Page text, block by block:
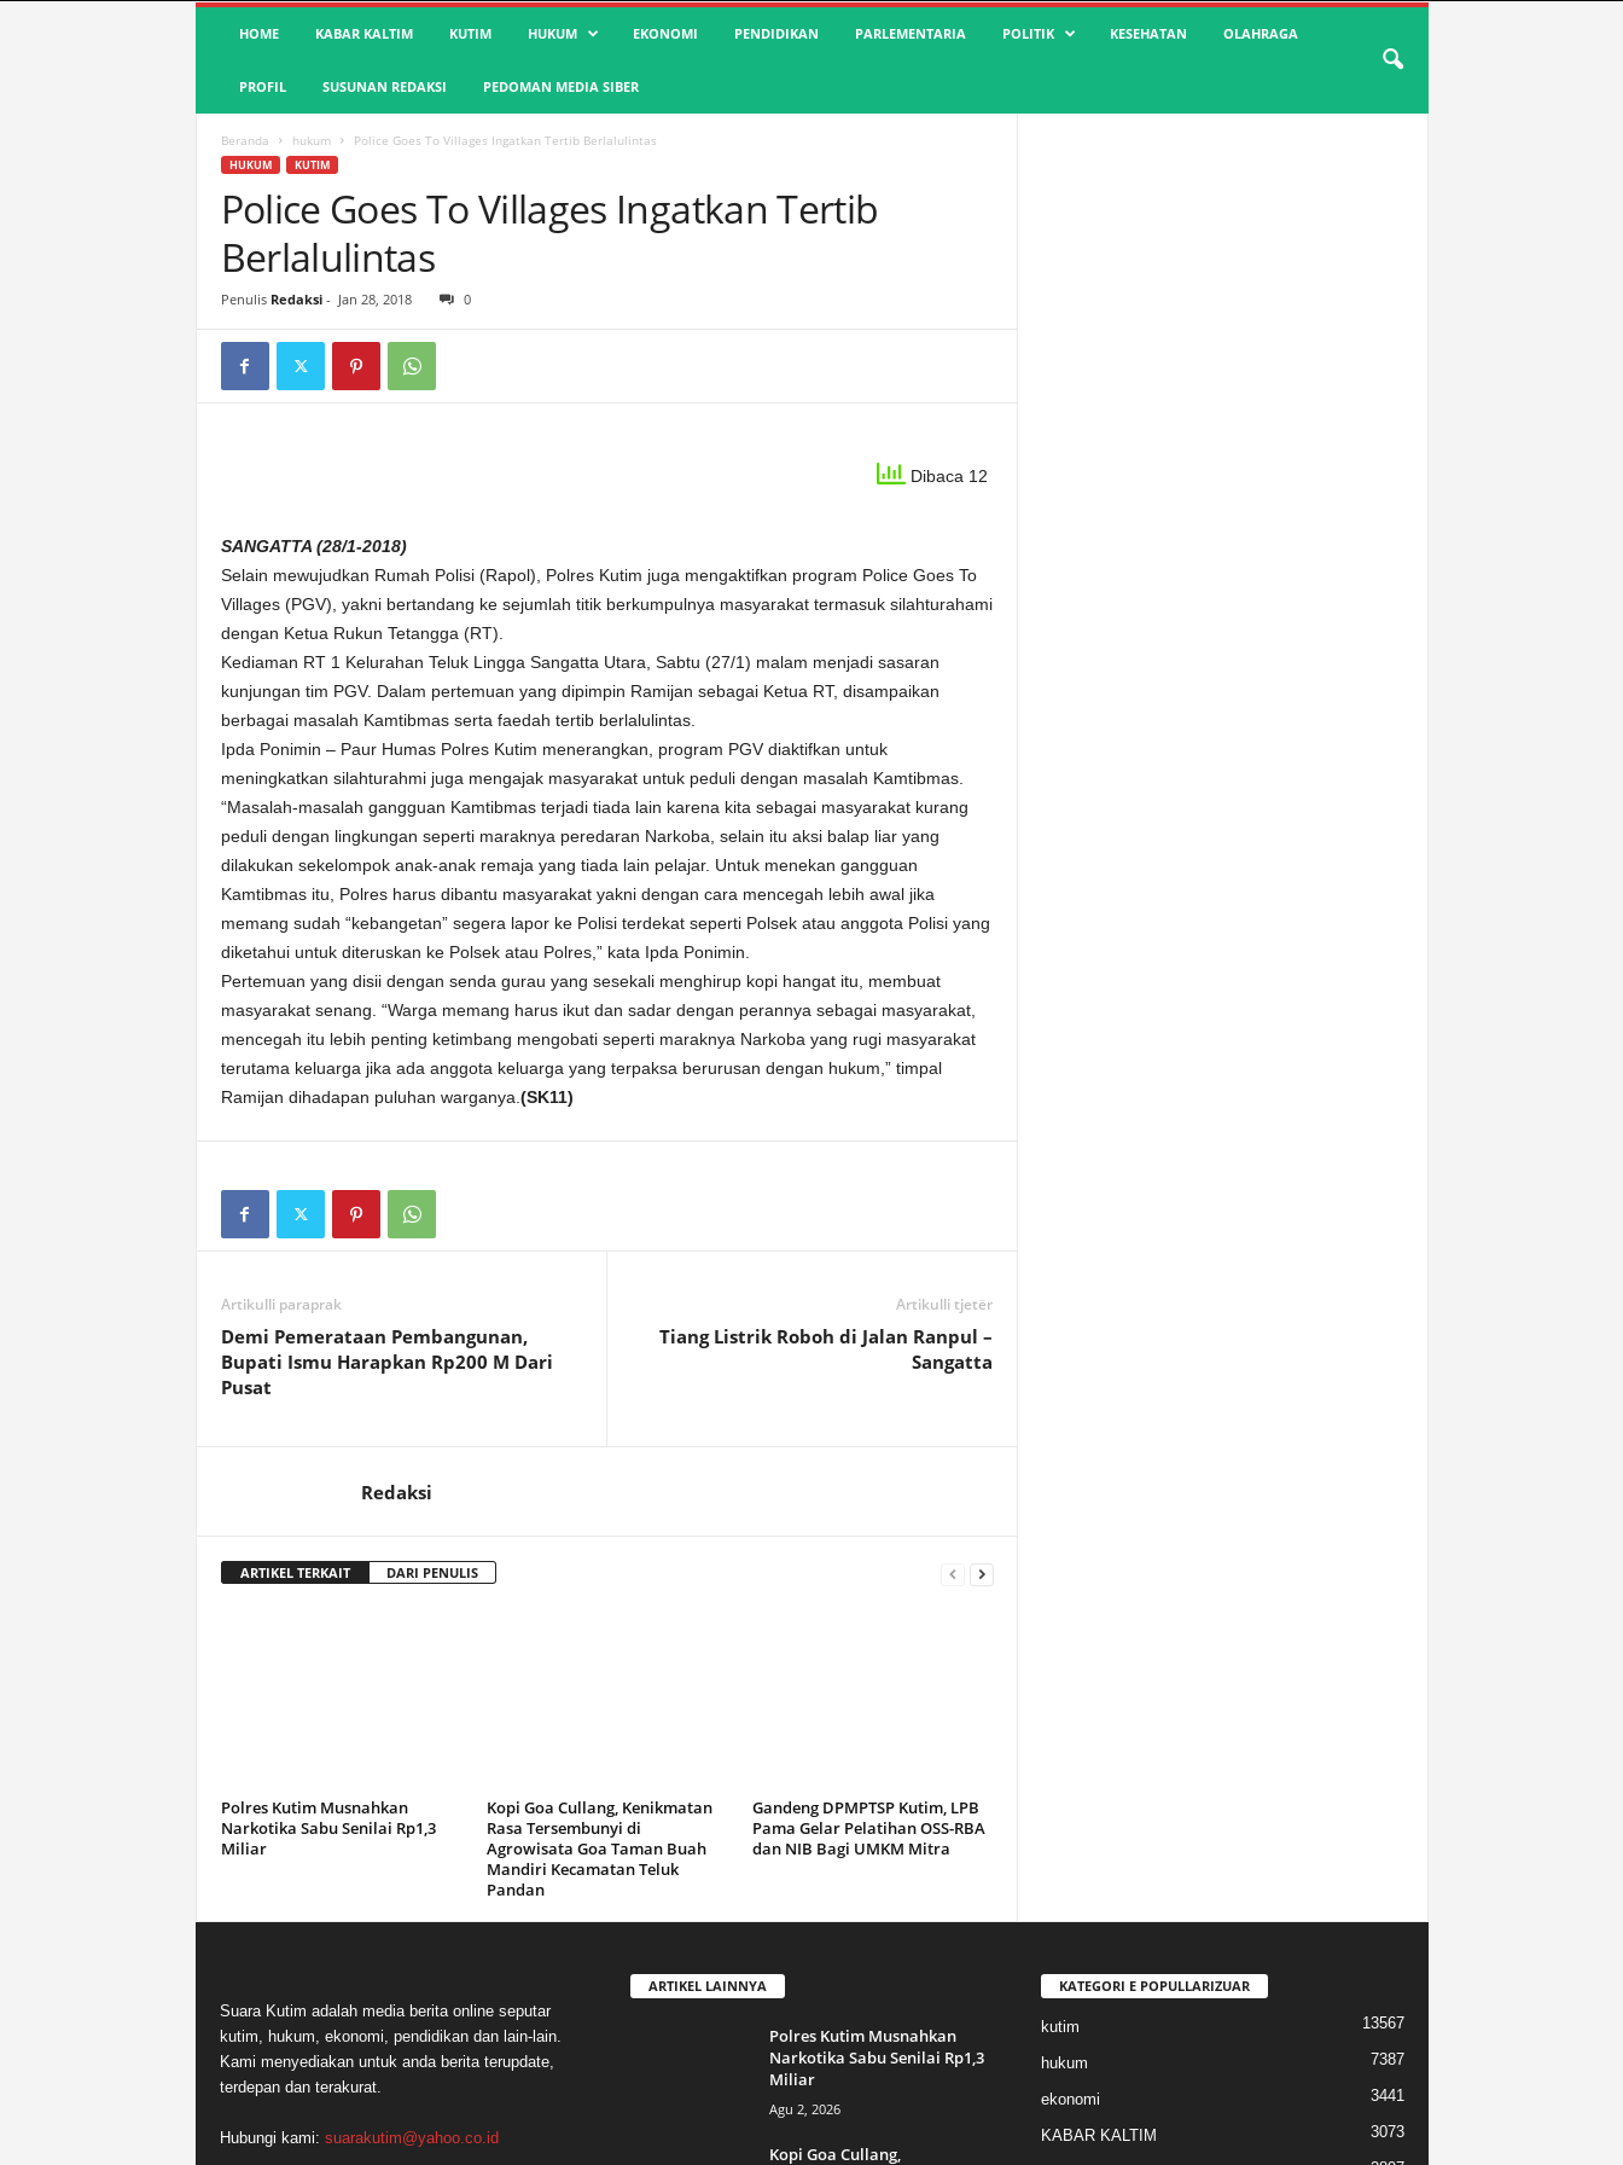
S
a
HOME KABAR KALTIM KUTIM HUKUM EKONOMI PENDIDIKAN PARLEMENTARIA POLITIK KESEHATAN OLAHRAGA
PROFIL SUSUNAN REDAKSI PEDOMAN MEDIA SIBER
Beranda hukum Police Goes To Villages Ingatkan Tertib Berlalulintas
HUKUM KUTIM
Police Goes To Villages Ingatkan Tertib
Berlalulintas
Penulis Redaksi- Jan 28, 2018 0
Dibaca 12
SANGATTA (28/1-2018)
Selain mewujudkan Rumah Polisi (Rapol), Polres Kutim juga mengaktifkan program Police Goes To
Villages (PGV), yakni bertandang ke sejumlah titik berkumpulnya masyarakat termasuk silahturahami
dengan Ketua Rukun Tetangga (RT).
Kediaman RT 1 Kelurahan Teluk Lingga Sangatta Utara, Sabtu (27/1) malam menjadi sasaran
kunjungan tim PGV. Dalam pertemuan yang dipimpin Ramijan sebagai Ketua RT, disampaikan
berbagai masalah Kamtibmas serta faedah tertib berlalulintas.
Ipda Ponimin – Paur Humas Polres Kutim menerangkan, program PGV diaktifkan untuk
meningkatkan silahturahmi juga mengajak masyarakat untuk peduli dengan masalah Kamtibmas.
“Masalah-masalah gangguan Kamtibmas terjadi tiada lain karena kita sebagai masyarakat kurang
peduli dengan lingkungan seperti maraknya peredaran Narkoba, selain itu aksi balap liar yang
dilakukan sekelompok anak-anak remaja yang tiada lain pelajar. Untuk menekan gangguan
Kamtibmas itu, Polres harus dibantu masyarakat yakni dengan cara mencegah lebih awal jika
memang sudah “kebangetan” segera lapor ke Polisi terdekat seperti Polsek atau anggota Polisi yang
diketahui untuk diteruskan ke Polsek atau Polres,” kata Ipda Ponimin.
Pertemuan yang disii dengan senda gurau yang sesekali menghirup kopi hangat itu, membuat
masyarakat senang. “Warga memang harus ikut dan sadar dengan perannya sebagai masyarakat,
mencegah itu lebih penting ketimbang mengobati seperti maraknya Narkoba yang rugi masyarakat
terutama keluarga jika ada anggota keluarga yang terpaksa berurusan dengan hukum,” timpal
Ramijan dihadapan puluhan warganya. (SK11)
Artikulli paraprak
Demi Pemerataan Pembangunan,
Bupati Ismu Harapkan Rp200 M Dari
Pusat
Artikulli tjetër
Tiang Listrik Roboh di Jalan Ranpul –
Sangatta
Redaksi
ARTIKEL TERKAIT DARI PENULIS
Polres Kutim Musnahkan
Narkotika Sabu Senilai Rp1,3
Miliar
Kopi Goa Cullang, Kenikmatan
Rasa Tersembunyi di
Agrowisata Goa Taman Buah
Mandiri Kecamatan Teluk
Pandan
Gandeng DPMPTSP Kutim, LPB
Pama Gelar Pelatihan OSS-RBA
dan NIB Bagi UMKM Mitra
Suara Kutim adalah media berita online seputar
kutim, hukum, ekonomi, pendidikan dan lain-lain.
Kami menyediakan untuk anda berita terupdate,
terdepan dan terakurat.
Hubungi kami: suarakutim@yahoo.co.id
ARTIKEL LAINNYA
Polres Kutim Musnahkan
Narkotika Sabu Senilai Rp1,3
Miliar
Agu 2, 2026
Kopi Goa Cullang,
KATEGORI E POPULLARIZUAR
kutim 13567
hukum 7387
ekonomi 3441
KABAR KALTIM 3073